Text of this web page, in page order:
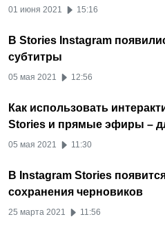
01 июня 2021 15:16
В Stories Instagram
субтитры
05 мая 2021 12:56
Как использовать
Stories и прямые эфиры –
05 мая 2021 11:30
В Instagram Stories
сохранения черновиков
25 марта 2021 11:56